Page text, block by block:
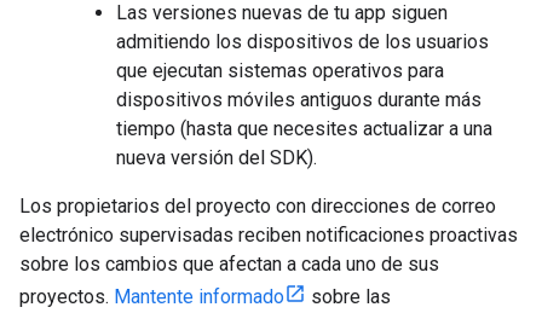
Las versiones nuevas de tu app siguen
admitiendo los dispositivos de los usuarios
que ejecutan sistemas operativos para
dispositivos móviles antiguos durante más
tiempo (hasta que necesites actualizar a una
nueva versión del SDK).
Los propietarios del proyecto con direcciones de correo
electrónico supervisadas reciben notificaciones proactivas
sobre los cambios que afectan a cada uno de sus
proyectos. Mantente informado
sobre las